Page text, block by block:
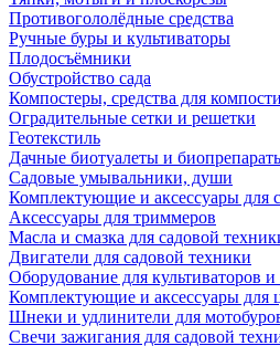
Противогололёдные средства
Ручные буры и культиваторы
Плодосъёмники
Обустройство сада
Компостеры, средства для
Оградительные сетки и решетки
Геотекстиль
Дачные биотуалеты и
Садовые умывальники, души
Комплектующие и аксессуары для
Аксессуары для триммеров
Масла и смазка для садовой
Двигатели для садовой техники
Оборудование для культиваторов
Комплектующие и аксессуары для
Шнеки и удлинители для
Свечи зажигания для садовой